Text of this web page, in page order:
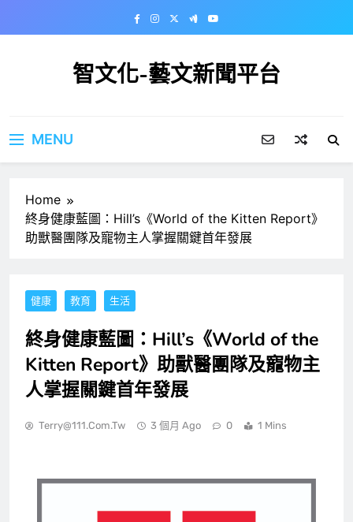
智文化-藝文新聞平台
MENU
Home
終身健康藍圖：Hill’s《World of the Kitten Report》
助獸醫團隊及寵物主人掌握關鍵首年發展
健康 教育 生活
終身健康藍圖：Hill’s《World of the
Kitten Report》助獸醫團隊及寵物主
人掌握關鍵首年發展
Terry@111.com.tw 3 個月 Ago 0 1 Mins